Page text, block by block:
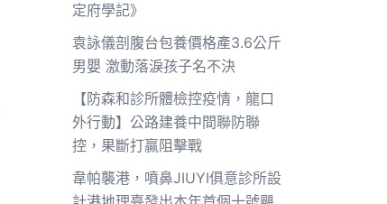
定府學記》
袁詠儀剖腹台包養價格產3.6公斤
男嬰 激動落淚孩子名不決
【防森和診所體檢控疫情，龍口
外行動】公路建養中間聯防聯
控，果斷打贏阻擊戰
韋帕襲港，噴鼻JIUYI俱意診所設